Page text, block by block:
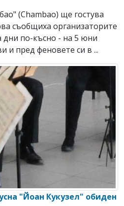
(Chambao) ще гостува
съобщиха организаторите
дни по-късно - на 5 юни
и пред феновете си в ...
"Йоан Кукузел" обиден